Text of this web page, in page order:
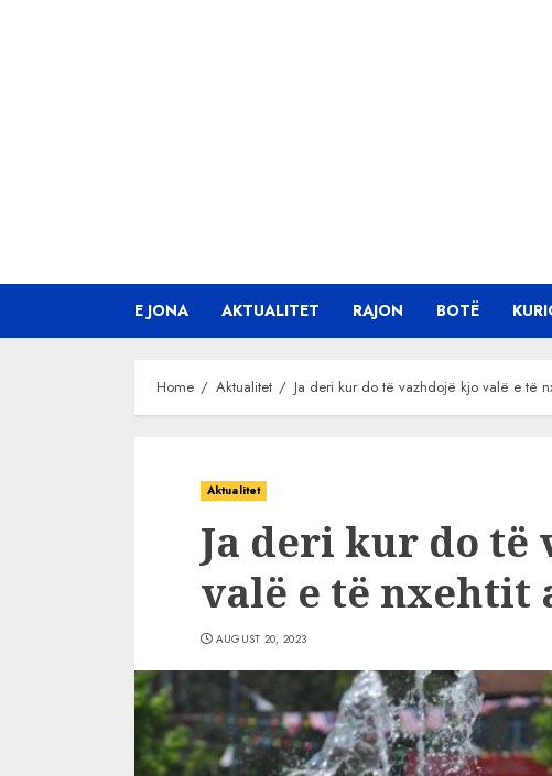
E JONA AKTUALITET RAJON BOTË
Home Aktualitet Ja deri kur do të vazhdojë kjo valë e të
Aktualitet
Ja deri kur do të
valë e të nxehtit
AUGUST 20, 2023